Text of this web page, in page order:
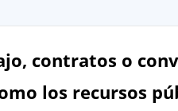
contratos o
los recursos